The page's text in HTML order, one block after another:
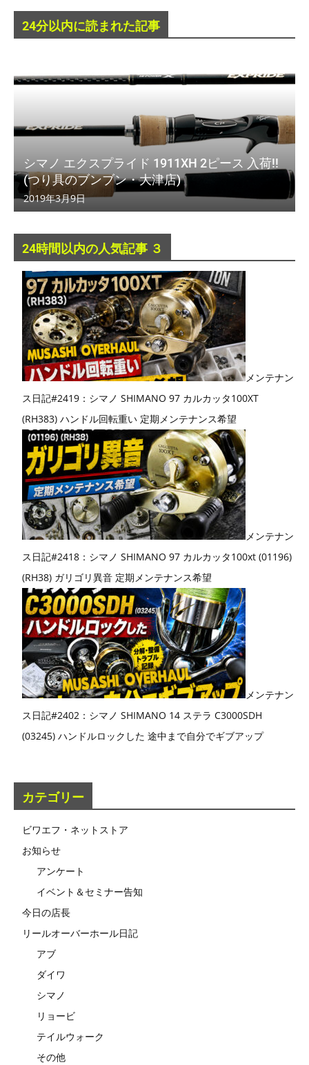
24分以内に読まれた記事
シマノ エクスプライド 1911XH 2ピース 入荷!!
(つり具のブンブン・大津店)
2019年3月9日
24時間以内の人気記事 ３
メンテナン
ス日記#2419：シマノ SHIMANO 97 カルカッタ100XT
(RH383) ハンドル回転重い 定期メンテナンス希望
メンテナン
ス日記#2418：シマノ SHIMANO 97 カルカッタ100xt (01196)
(RH38) ガリゴリ異音 定期メンテナンス希望
メンテナン
ス日記#2402：シマノ SHIMANO 14 ステラ C3000SDH
(03245) ハンドルロックした 途中まで自分でギブアップ
カテゴリー
ビワエフ・ネットストア
お知らせ
アンケート
イベント＆セミナー告知
今日の店長
リールオーバーホール日記
アブ
ダイワ
シマノ
リョービ
テイルウォーク
その他